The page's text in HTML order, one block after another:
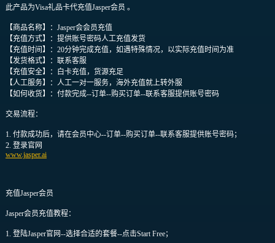
此产品为Visa礼品卡代充值Jasper会员 。
【商品名称】：Jasper会会员充值
【充值方式】：提供账号密码人工充值发货
【充值时间】：20分钟完成充值，如遇特殊情况，以实际充值时间为准
【发货格式】：联系客服
【充值安全】：白卡充值，货源充足
【人工服务】：人工一对一服务，海外充值就上转外服
【如何收货】：付款完成--订单--购买订单--联系客服提供账号密码
交易流程：
1. 付款成功后，请在会员中心--订单--购买订单--联系客服提供账号密码；
2. 登录官网
www.jasper.ai
充值Jasper会员
Jasper会员充值教程：
1. 登陆Jasper官网--选择合适的套餐--点击Start Free；